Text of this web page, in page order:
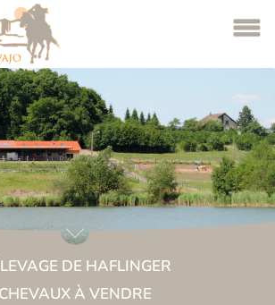
DE HAFLINGER
CHEVAUX À VENDRE